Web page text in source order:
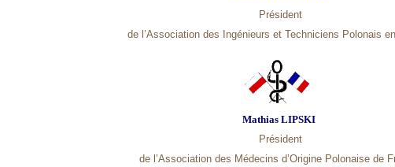
Président
de l’Association des Ingénieurs et Techniciens Polonais
Mathias LIPSKI
Président
de l’Association des Médecins d’Origine Polonaise de